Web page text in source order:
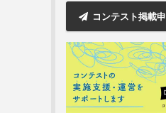
コンテスト掲載